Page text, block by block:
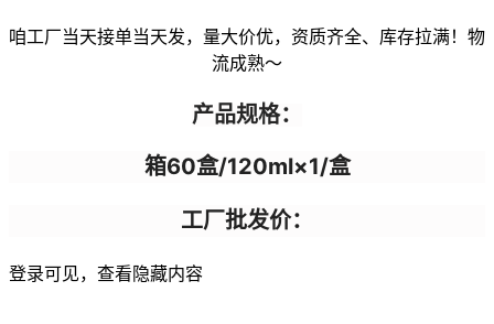
咱工厂当天接单当天发，量大价优，资质齐全、库存拉满！物
流成熟～
产品规格：
箱60盒/120ml×1/盒
工厂批发价：
登录可见，查看隐藏内容